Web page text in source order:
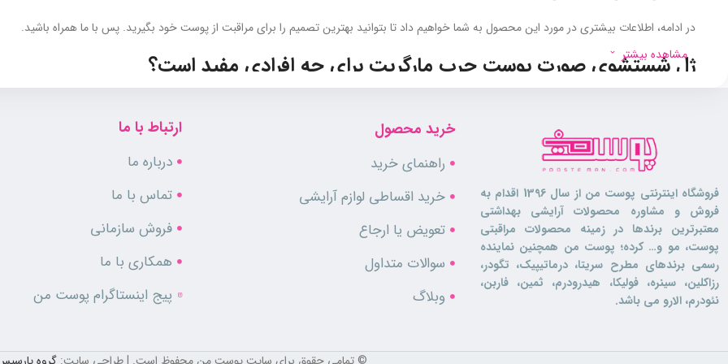
در ادامه، اطلاعات بیشتری در مورد این محصول به شما خواهیم داد تا بتوانید بهترین تصمیم را برای مراقبت از پوست خود بگیرید. پس با ما همراه باشید.
ژل شستشوی صورت پوست چرب مارگریت برای چه افرادی مفید است؟
به علاوه این ژل با نفوذ به عمق منافذ پوست، آلودگی‌ها، چربی و سلول‌های مرده را به طور کامل پاکسازی می‌کند و از بسته شدن منافذ و ایجاد جوش
نحوه مصرف
برای استفاده از این محصول ابتدا صورت خود را با آب ولرم بشویید. سپس مقدار مناسبی از ژل را روی پوست ماساژ دهید.
پس از گذشت چند دقیقه پوست صورت را با آب ولرم به طور کامل بشویید.
ویژگی‌های ژل شستشوی صورت پوست چرب مارگریت
فاقد الکل
مشاهده بیشتر
فروشگاه اینترنتی پوست من از سال 1396 اقدام به
فروش و مشاوره محصولات آرایشی بهداشتی
معتبرترین برندها در زمینه محصولات مراقبتی
پوست، مو و… کرده؛ پوست من همچنین نماینده
رسمی برندهای مطرح سریتا، درماتیپیک، تگودر،
رزاکلین، سینره، فولیکا، هیدرودرم، ثمین، فاربن،
نئودرم، الارو می باشد.
خرید محصول
راهنمای خرید
خرید اقساطی لوازم آرایشی
تعویض یا ارجاع
سوالات متداول
وبلاگ
ارتباط با ما
درباره ما
تماس با ما
فروش سازمانی
همکاری با ما
پیج اینستاگرام پوست من